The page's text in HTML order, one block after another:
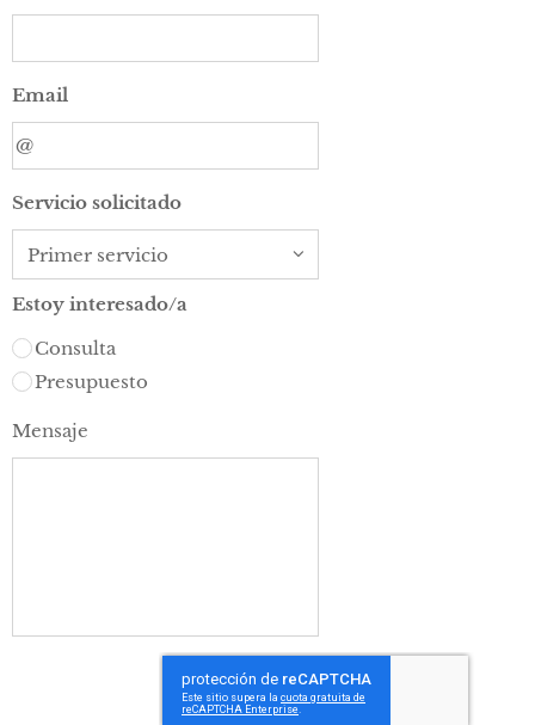
Email
Servicio solicitado
Estoy interesado/a
Consulta
Presupuesto
Mensaje